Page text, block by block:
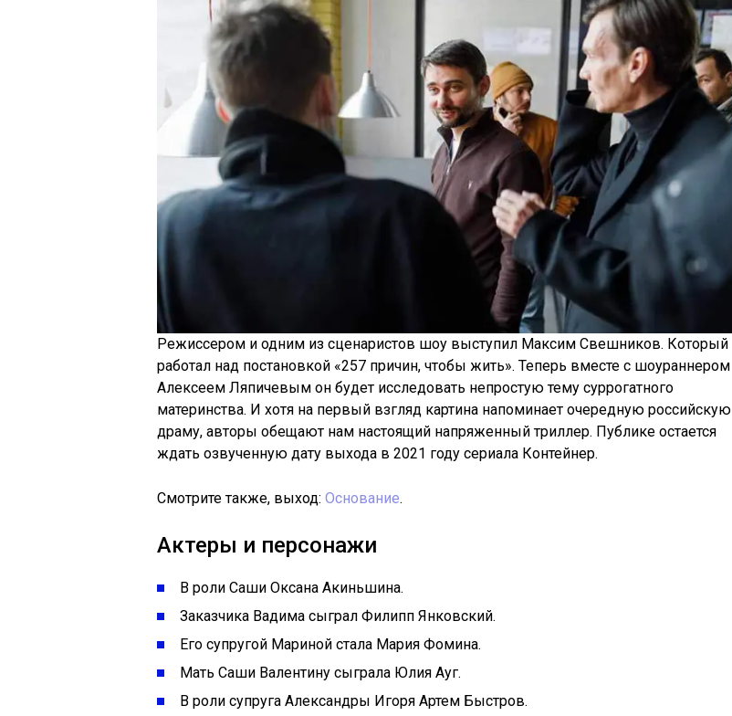
Режиссером и одним из сценаристов шоу выступил Максим Свешников. Который
работал над постановкой «257 причин, чтобы жить». Теперь вместе с шоураннером
Алексеем Ляпичевым он будет исследовать непростую тему суррогатного
материнства. И хотя на первый взгляд картина напоминает очередную российскую
драму, авторы обещают нам настоящий напряженный триллер. Публике остается
ждать озвученную дату выхода в 2021 году сериала Контейнер.
Смотрите также, выход: Основание.
Актеры и персонажи
В роли Саши Оксана Акиньшина.
Заказчика Вадима сыграл Филипп Янковский.
Его супругой Мариной стала Мария Фомина.
Мать Саши Валентину сыграла Юлия Ауг.
В роли супруга Александры Игоря Артем Быстров.